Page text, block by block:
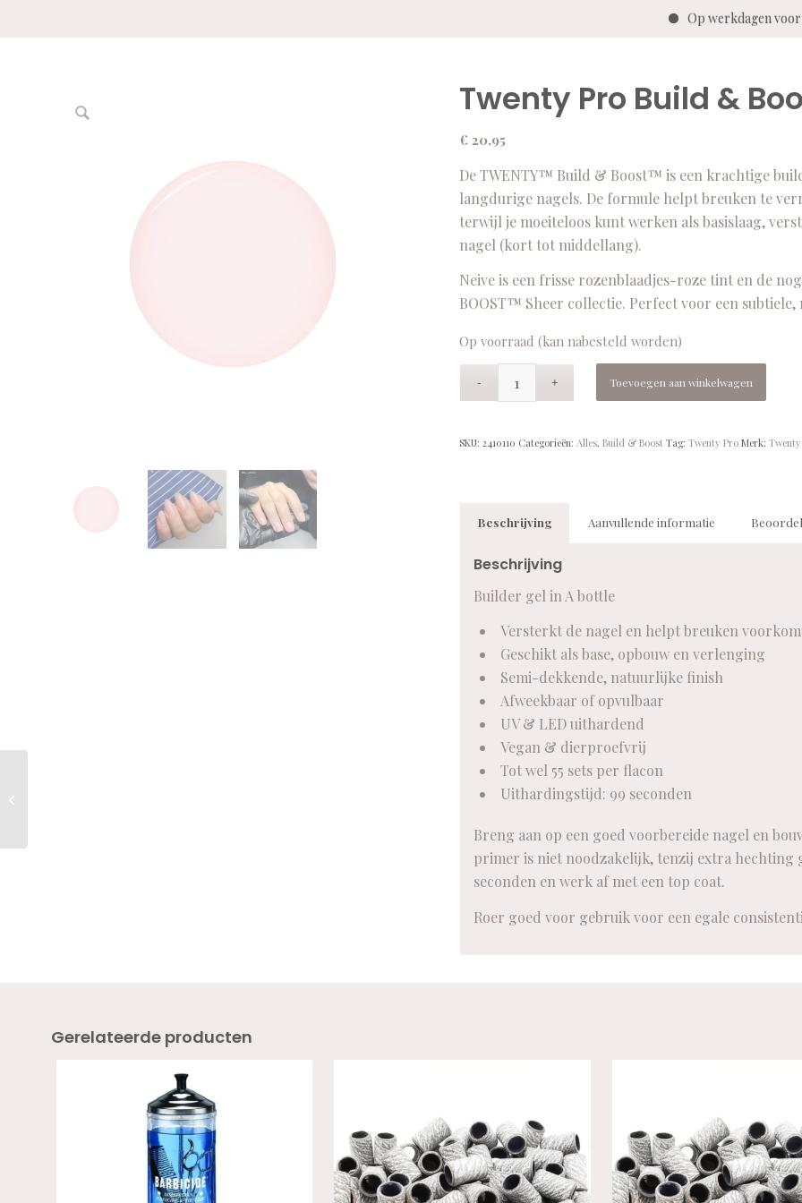
Op werkdagen voor
Twenty Pro Build &
€ 20,95
De TWENTY™ Build & Boost™ is een krachtige
langdurige nagels. De formule helpt breuken te
terwijl je moeiteloos kunt werken als basislaag,
nagel (kort tot middellang).
Neive is een frisse rozenblaadjes-roze tint en de
BOOST™ Sheer collectie. Perfect voor een
Op voorraad (kan nabesteld worden)
Toevoegen aan winkelwagen
SKU: 2410110 Categorieën: Alles, Build & Boost Tag: Twenty Pro Merk:
Beschrijving Aanvullende informatie
Beschrijving
Builder gel in A bottle
Versterkt de nagel en helpt breuken
Geschikt als base, opbouw en verlenging
Semi-dekkende, natuurlijke finish
Afweekbaar of opvulbaar
UV & LED uithardend
Vegan & dierproefvrij
Tot wel 55 sets per flacon
Uithardingstijd: 99 seconden
Breng aan op een goed voorbereide nagel en
primer is niet noodzakelijk, tenzij extra hechting
seconden en werk af met een top coat.
Roer goed voor gebruik voor een egale
Gerelateerde producten